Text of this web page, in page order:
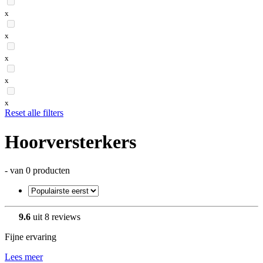
x
x
x
x
x
Reset alle filters
Hoorversterkers
- van 0 producten
9.6 uit 8 reviews
Fijne ervaring
Lees meer